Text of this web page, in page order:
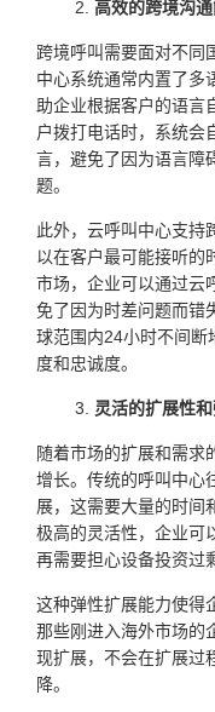
高效的跨境沟
跨境呼叫需要面对不同
中心系统通常内置了多
助企业根据客户的语言
户拨打电话时，系统会
言，避免了因为语言障
题。
此外，云呼叫中心支持
以在客户最可能接听的
市场，企业可以通过云
免了因为时差问题而错
球范围内24小时不间断
度和忠诚度。
灵活的扩展性
随着市场的扩展和需求
增长。传统的呼叫中心
展，这需要大量的时间
极高的灵活性，企业可
再需要担心设备投资过
这种弹性扩展能力使得
那些刚进入海外市场的
现扩展，不会在扩展过
降。